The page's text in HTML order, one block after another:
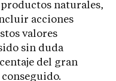
naturales,
acciones
valores
sin duda
del gran